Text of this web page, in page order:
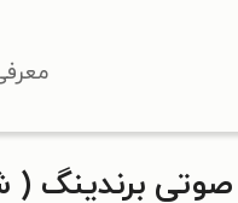
برندینگ (